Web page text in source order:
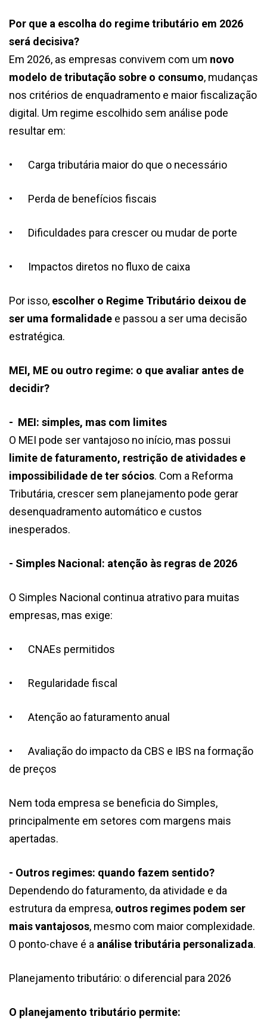
Por que a escolha do regime tributário em 2026
será decisiva?
Em 2026, as empresas convivem com um novo
modelo de tributação sobre o consumo, mudanças
nos critérios de enquadramento e maior fiscalização
digital. Um regime escolhido sem análise pode
resultar em:
• Carga tributária maior do que o necessário
• Perda de benefícios fiscais
• Dificuldades para crescer ou mudar de porte
• Impactos diretos no fluxo de caixa
Por isso, escolher o Regime Tributário deixou de
ser uma formalidade e passou a ser uma decisão
estratégica.
MEI, ME ou outro regime: o que avaliar antes de
decidir?
- MEI: simples, mas com limites
O MEI pode ser vantajoso no início, mas possui
limite de faturamento, restrição de atividades e
impossibilidade de ter sócios. Com a Reforma
Tributária, crescer sem planejamento pode gerar
desenquadramento automático e custos
inesperados.
- Simples Nacional: atenção às regras de 2026
O Simples Nacional continua atrativo para muitas
empresas, mas exige:
• CNAEs permitidos
• Regularidade fiscal
• Atenção ao faturamento anual
•
Avaliação do impacto da CBS e IBS na formação
de preços
Nem toda empresa se beneficia do Simples,
principalmente em setores com margens mais
apertadas.
- Outros regimes: quando fazem sentido?
Dependendo do faturamento, da atividade e da
estrutura da empresa, outros regimes podem ser
mais vantajosos, mesmo com maior complexidade.
O ponto-chave é a análise tributária personalizada.
Planejamento tributário: o diferencial para 2026
O planejamento tributário permite: